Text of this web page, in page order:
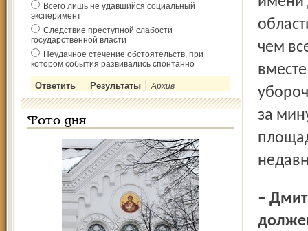
Всего лишь не удавшийся социальный
эксперимент
Следствие преступной слабости
государственной власти
Неудачное стечение обстоятельств, при
котором события развивались спонтанно
Архив
Фото дня
чем
за
– Дмитрий Александрович, говорят, умный человек